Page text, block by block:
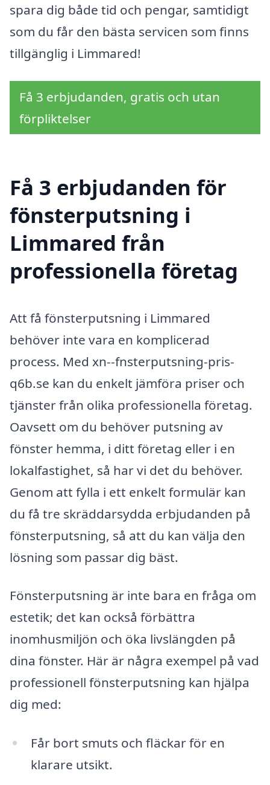
spara dig både tid och pengar, samtidigt
som du får den bästa servicen som finns
tillgänglig i Limmared!
Få 3 erbjudanden, gratis och utan
förpliktelser
Få 3 erbjudanden för
fönsterputsning i
Limmared från
professionella företag
Att få fönsterputsning i Limmared
behöver inte vara en komplicerad
process. Med xn--fnsterputsning-pris-
q6b.se kan du enkelt jämföra priser och
tjänster från olika professionella företag.
Oavsett om du behöver putsning av
fönster hemma, i ditt företag eller i en
lokalfastighet, så har vi det du behöver.
Genom att fylla i ett enkelt formulär kan
du få tre skräddarsydda erbjudanden på
fönsterputsning, så att du kan välja den
lösning som passar dig bäst.
Fönsterputsning är inte bara en fråga om
estetik; det kan också förbättra
inomhusmiljön och öka livslängden på
dina fönster. Här är några exempel på vad
professionell fönsterputsning kan hjälpa
dig med:
Får bort smuts och fläckar för en
klarare utsikt.